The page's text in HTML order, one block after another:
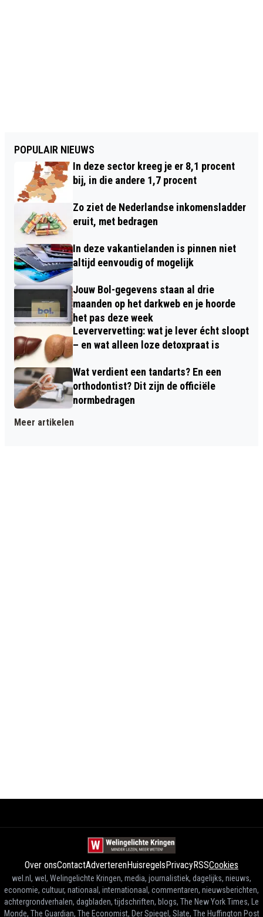
POPULAIR NIEUWS
In deze sector kreeg je er 8,1 procent
bij, in die andere 1,7 procent
Zo ziet de Nederlandse inkomensladder
eruit, met bedragen
In deze vakantielanden is pinnen niet
altijd eenvoudig of mogelijk
Jouw Bol-gegevens staan al drie
maanden op het darkweb en je hoorde
het pas deze week
Leververvetting: wat je lever écht sloopt
– en wat alleen loze detoxpraat is
Wat verdient een tandarts? En een
orthodontist? Dit zijn de officiële
normbedragen
Meer artikelen
Over onsContactAdverterenHuisregelsPrivacyRSSCookies
wel.nl, wel, Welingelichte Kringen, media, journalistiek, dagelijks, nieuws,
economie, cultuur, nationaal, internationaal, commentaren, nieuwsberichten,
achtergrondverhalen, dagbladen, tijdschriften, blogs, The New York Times, Le
Monde, The Guardian, The Economist, Der Spiegel, Slate, The Huffington Post